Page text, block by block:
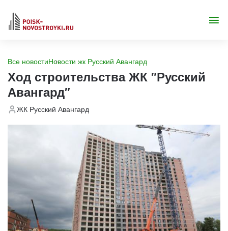
Все новостиНовости жк Русский Авангард
Ход строительства ЖК "Русский
Авангард"
ЖК Русский Авангард